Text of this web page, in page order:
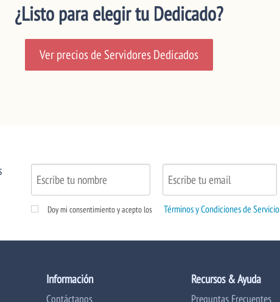
¿Listo para elegir tu Dedicado?
Ver precios de Servidores Dedicados
Doy mi consentimiento y acepto los Términos y Condiciones de Servicio
Información
Contáctanos
Recursos & Ayuda
Preguntas Frecuentes